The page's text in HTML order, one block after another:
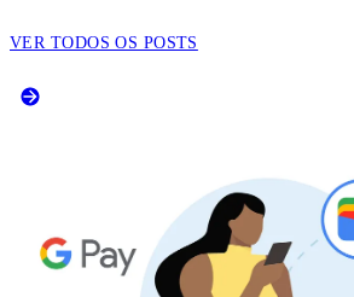
VER TODOS OS POSTS